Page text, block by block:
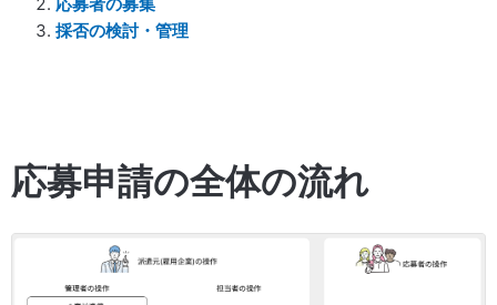
採否の検討・管理
応募申請の全体の流れ